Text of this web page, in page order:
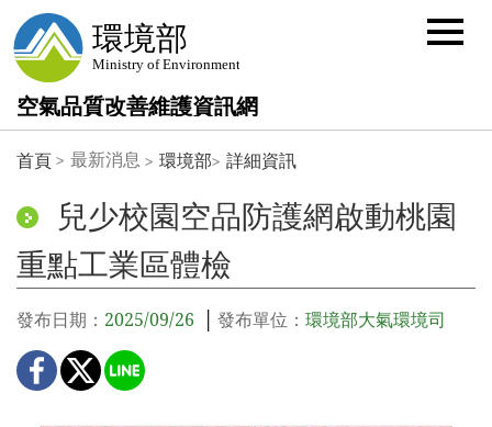
空氣品質改善維護資訊網
選
首頁 最新消息 環境部 詳細資訊
兒少校園空品防護網啟動桃園
重點工業區體檢
發布日期： 2025/09/26 發布單位： 環境部大氣環境司